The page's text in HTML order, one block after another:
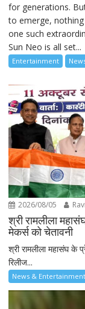
for generations.
to emerge,
one such
Sun Neo is all set...
Entertainment
2026/08/05
श्री रामलीला
मेकर्स को चेतावनी
श्री रामलीला महासंघ के
रिलीज...
News & Entertainment